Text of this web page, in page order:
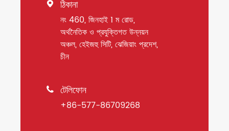
 ঠিকানা
নং 460, জিনহাই 1 ম রোড,
অর্থনৈতিক ও প্রযুক্তিগত উন্নয়ন
অঞ্চল, হেইজহু সিটি, ঝেজিয়াং প্রদেশ,
চীন
 টেলিফোন
+86-577-86709268